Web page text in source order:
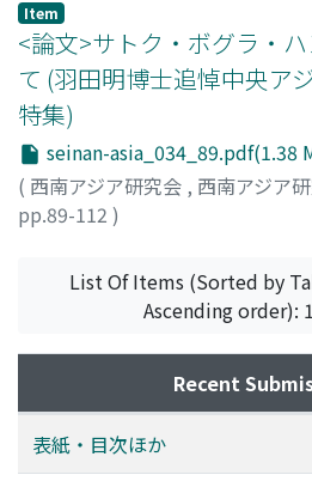
Item
<論文>サトク・ボグラ・
て (羽田明博士追悼中央ア
特集)
seinan-asia_034_89.pdf(1.38
( 西南アジア研究会 , 西南アジア
pp.89-112 )
List Of Items (Sorted by
Ascending order):
Recent
表紙・目次ほか